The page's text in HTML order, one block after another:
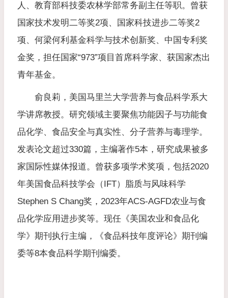
人、教育部科技委农林学部常务副主任等职。曾获
国家技术发明二等奖2项、国家科技进步二等奖2
项、何梁何利基金科学与技术创新奖、中国专利奖
金奖，担任国家“973”项目首席科学家、获国家杰出
青年基金。
俞良莉，美国马里兰大学营养与食品科学系大
学讲席教授。研究领域主要聚焦功能因子与功能食
品化学、食品安全与真实性、分子营养与毒理学。
发表论文超过330篇，主编著作5本，研究成果被多
家国际性媒体报道。曾获多项学术奖项，包括2020
年美国食品科技学会（IFT）脂质与风味科学
Stephen S Chang奖，2023年ACS-AGFD农业与食
品化学应用进步奖等。现任《美国农业和食品化
学》期刊执行主编，《食品科技年度评论》期刊编
委等8本食品科学期刊编委。